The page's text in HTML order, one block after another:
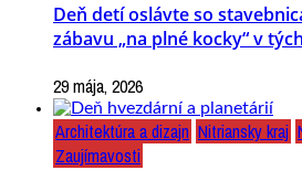
Deň detí oslávte so
zábavu „na plné kocky“ v
29 mája, 2026
Architektúra a dizajn Nitriansky kraj
Zaujímavosti